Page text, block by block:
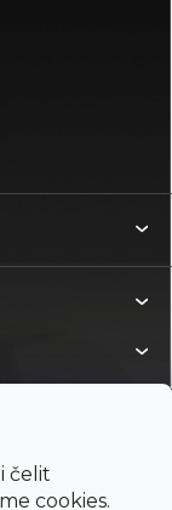
čelit
cookies.